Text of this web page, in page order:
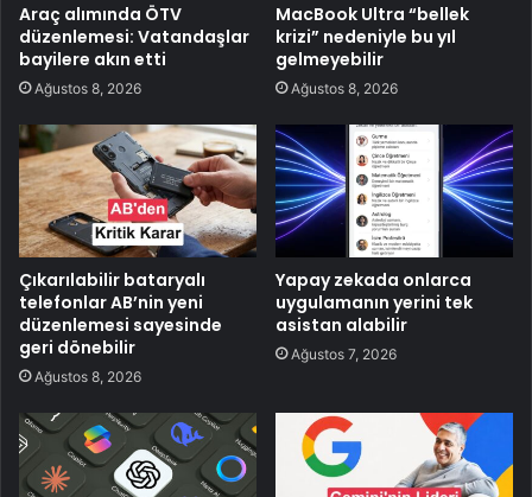
Araç alımında ÖTV
düzenlemesi: Vatandaşlar
bayilere akın etti
Ağustos 8, 2026
MacBook Ultra “bellek
krizi” nedeniyle bu yıl
gelmeyebilir
Ağustos 8, 2026
Çıkarılabilir bataryalı
telefonlar AB’nin yeni
düzenlemesi sayesinde
geri dönebilir
Ağustos 8, 2026
Yapay zekada onlarca
uygulamanın yerini tek
asistan alabilir
Ağustos 7, 2026